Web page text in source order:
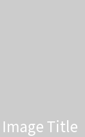
Image Title